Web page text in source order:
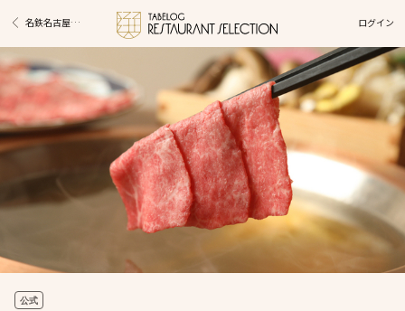
名鉄名古屋駅グルメ ログイン
公式